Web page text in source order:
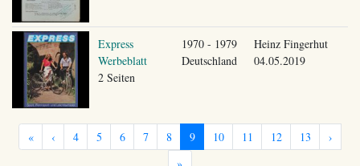
Express
Werbeblatt
2 Seiten
1970 - 1979
Deutschland
Heinz Fingerhut
04.05.2019
« ‹ 4 5 6 7 8 9 10 11 12 13
›
»